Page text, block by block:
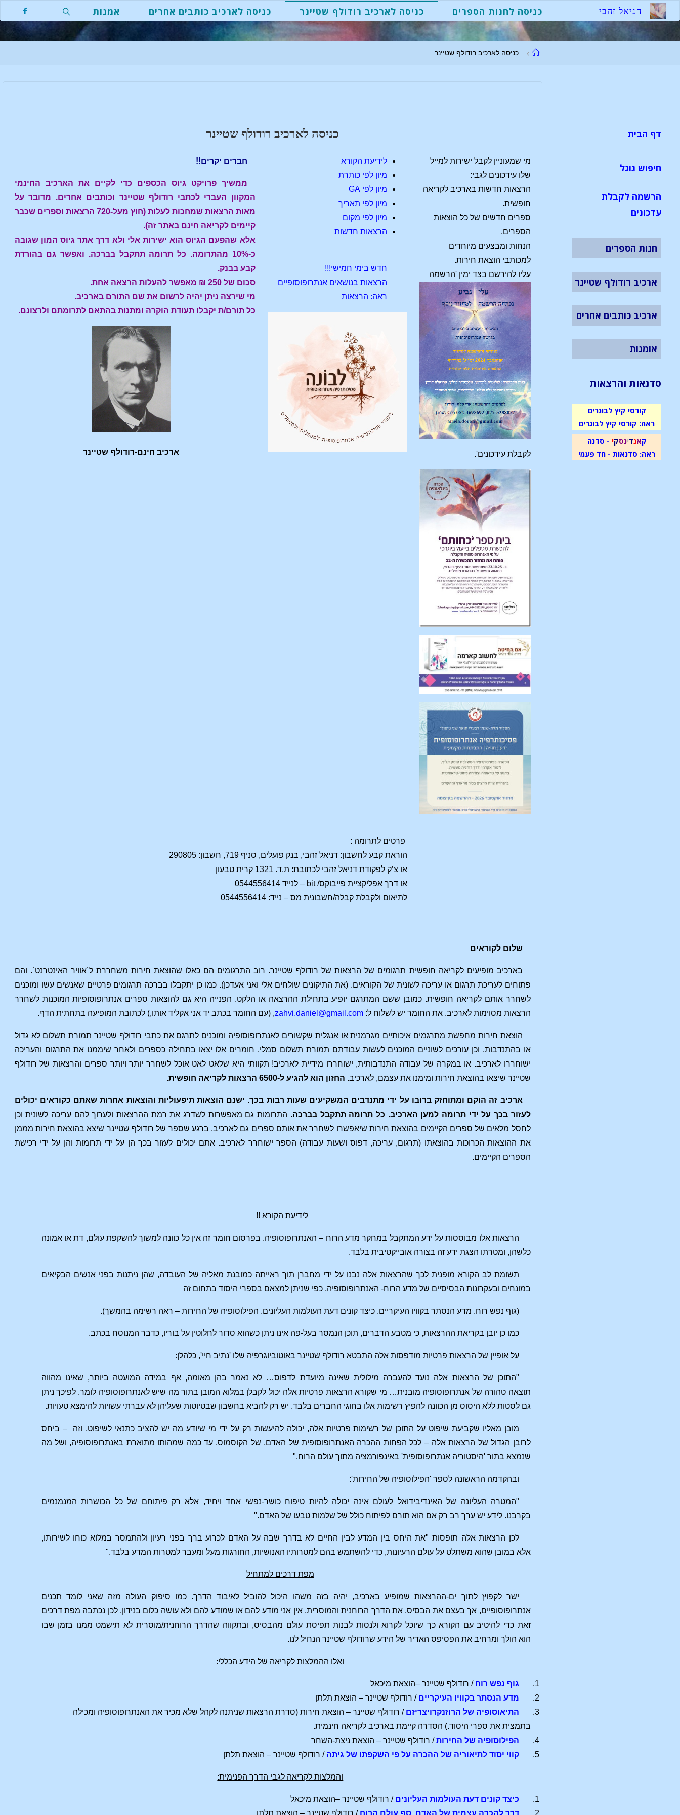
לתוכן
דניאל זהבי כניסה לחנות הספרים כניסה לארכיב רודולף שטיינר כניסה לארכיב כותבים אחרים
אמנות
חפשו
עמודכניסה לארכיב רודולף שטיינר
כניסה לארכיב רודולף שטיינר
מי שמעוניין לקבל ישירות למייל
שלו עידכונים לגבי:
הרצאות חדשות בארכיב לקריאה
חופשית.
ספרים חדשים של כל הוצאות
הספרים.
הנחות ומבצעים מיוחדים
למכותבי הוצאת חירות.
עליו להירשם בצד ימין 'הרשמה
לקבלת עידכונים'.
לידיעת הקורא
מיון לפי כותרת
מיון לפי GA
מיון לפי תאריך
מיון לפי מקום
הרצאות חדשות
חדש בימי חמישי!!!
הרצאות בנושאים אנתרופוסופיים
ראה: הרצאות
חברים יקרים!!
ממשיך פרויקט גיוס הכספים כדי לקיים את הארכיב החינמי
המקוון העברי לכתבי רודולף שטיינר וכותבים אחרים. מדובר על
מאות הרצאות שמחכות לעלות (חוץ מעל-720 הרצאות וספרים שכבר
קיימים לקריאה חינם באתר זה).
אלא שהפעם הגיוס הוא ישירות אלי ולא דרך אתר גיוס המון שגובה
כ-10% מהתרומה. כל תרומה תתקבל בברכה. ואפשר גם בהורדת
קבע בבנק.
סכום של 250 ₪ מאפשר להעלות הרצאה אחת.
מי שירצה ניתן יהיה לרשום את שם התורם בארכיב.
כל תורם/ת יקבלו תעודת הוקרה ומתנות בהתאם לתרומתם ולרצונם.
ארכיב חינם-רודולף שטיינר
פרטים לתרומה :
הוראת קבע לחשבון: דניאל זהבי, בנק פועלים, סניף 719, חשבון: 290805
או צ’ק לפקודת דניאל זהבי לכתובת: ת.ד. 1321 קרית טבעון
או דרך אפליקציית פייבוקס/ bit – לנייד 0544556414
לתיאום ולקבלת קבלה/חשבונית מס – נייד: 0544556414
שלום לקוראים
בארכיב מופיעים לקריאה חופשית תרגומים של הרצאות של רודולף שטיינר. רוב התרגומים הם כאלו שהוצאת חירות משחררת ל´אוויר האינטרנט´. והם
פתוחים לעריכת תרגום או עריכה לשונית של הקוראים. (את התיקונים שולחים אלי ואני אעדכן). כמו כן יתקבלו בברכה תרגומים פרטיים שאנשים עשו ומוכנים
לשחרר אותם לקריאה חופשית. כמובן ששם המתרגם יופיע בתחילת ההרצאה או הלקט. הפנייה היא גם להוצאות ספרים אנתרופוסופיות המוכנות לשחרר
הרצאות מסוימות לארכיב. את החומר יש לשלוח ל:zahvi.daniel@gmail.com, (עם החומר בכתב יד אני אקליד אותו,) לכתובת המופיעה בתחתית הדף.
הוצאת חירות מחפשת מתרגמים איכותיים מגרמנית או אנגלית שקשורים לאנתרופוסופיה ומוכנים לתרגם את כתבי רודולף שטיינר תמורת תשלום לא גדול
או בהתנדבות, וכן עורכים לשוניים המוכנים לעשות עבודתם תמורת תשלום סמלי. חומרים אלו יצאו בתחילה כספרים ולאחר שיממנו את התרגום והעריכה
ישוחררו לארכיב. או במקרה של עבודה התנדבותית, ישוחררו מידיית לארכיב! תקוותי היא שלאט לאט אוכל לשחרר יותר ויותר ספרים והרצאות של רודולף
שטיינר שיצאו בהוצאת חירות ומימנו את עצמם, לארכיב. החזון הוא להגיע ל-6500 הרצאות לקריאה חופשית.
ארכיב זה הוקם ומתוחזק ברובו על ידי מתנדבים המשקיעים שעות רבות בכך. ישנם הוצאות תיפעוליות והוצאות אחרות שאתם כקוראים יכולים
לעזור בכך על ידי תרומה למען הארכיב. כל תרומה תתקבל בברכה. התרומות גם מאפשרות לשדרג את רמת ההרצאות ולערוך להם עריכה לשונית וכן
לחסל מלאים של ספרים הקיימים בהוצאת חירות שיאפשרו לשחרר את אותם ספרים גם לארכיב. ברגע שספר של רודולף שטיינר שיצא בהוצאת חירות מממן
את ההוצאות הכרוכות בהוצאתו (תרגום, עריכה, דפוס ושעות עבודה) הספר ישוחרר לארכיב. אתם יכולים לעזור בכך הן על ידי תרומות והן על ידי רכישת
הספרים הקיימים.
לידיעת הקורא !!
הרצאות אלו מבוססות על ידע המתקבל במחקר מדע הרוח – האנתרופוסופיה. בפרסום חומר זה אין כל כוונה למשוך להשקפת עולם, דת או אמונה
כלשהן, ומטרתו הצגת ידע זה בצורה אובייקטיבית בלבד.
תשומת לב הקורא מופנית לכך שהרצאות אלה נבנו על ידי מחברן תוך ראייתה כמובנת מאליה של העובדה, שהן ניתנות בפני אנשים הבקיאים
במונחים ובעקרונות הבסיסיים של מדע הרוח- האנתרופוסופיה, כפי שניתן למצאם בספרי היסוד בתחום זה
(גוף נפש רוח. מדע הנסתר בקוויו העיקריים. כיצד קונים דעת העולמות העליונים. הפילוסופיה של החירות– ראה רשימה בהמשך).
כמו כן יובן בקריאת ההרצאות, כי מטבע הדברים, תוכן הנמסר בעל-פה אינו ניתן כשהוא סדור לחלוטין על בוריו, כדבר המנוסח בכתב.
על אופיין של הרצאות פרטיות מודפסות אלה התבטא רודולף שטיינר באוטוביוגרפיה שלו 'נתיב חיי', כלהלן:
"התוכן של הרצאות אלה נועד להעברה מילולית שאינה מיועדת לדפוס… לא נאמר בהן מאומה, אף במידה המועטה ביותר, שאינו מהווה
תוצאה טהורה של אנתרופוסופיה מובנית… מי שקורא הרצאות פרטיות אלה יכול לקבלן במלוא המובן בתור מה שיש לאנתרופוסופיה לומר. לפיכך ניתן
גם לסטות ללא היסוס מן הכוונה להפיץ רשימות אלו בחוגי החברים בלבד. יש רק להביא בחשבון שבטיוטות שעליהן לא עברתי עשויות להימצא טעויות.
מובן מאליו שקביעת שיפוט על התוכן של רשימות פרטיות אלה, יכולה להיעשות רק על ידי מי שיודע מה יש להציב כתנאי לשיפוט, וזה – ביחס
לרובן הגדול של הרצאות אלה – לכל הפחות ההכרה האנתרופוסופית של האדם, של הקוסמוס, עד כמה שמהותו מתוארת באנתרופוסופיה, ושל מה
שנמצא בתור 'היסטוריה אנתרופוסופית' באינפורמציה מתוך עולם הרוח."
ובהקדמה הראשונה לספר 'הפילוסופיה של החירות':
"המטרה העליונה של האינדיבידואל לעולם אינה יכולה להיות טיפוח כושר-נפשי אחד ויחיד, אלא רק פיתוחם של כל הכושרות המנמנמים
בקרבנו. לידע יש ערך רב רק אם הוא תורםלפיתוח כולל של שלמות טבעו של האדם."
לכן הרצאות אלה תופסות "את היחס בין המדע לבין החיים לא בדרך שבה על האדם לכרוע ברך בפני רעיון ולהתמסר במלוא כוחו לשירותו,
אלא במובן שהוא משתלט על עולם הרעיונות, כדי להשתמש בהם למטרותיו האנושיות, החורגות מעל ומעבר למטרות המדע בלבד."
מפת דרכים למתחיל
ישר לקפוץ לתוך ים-ההרצאות שמופיע בארכיב, יהיה בזה משהו היכול להוביל לאיבוד הדרך. כמו סיפוק העולה מזה שאני לומד תכנים
אנתרופוסופיים, אך בעצם את הבסיס, את הדרך הרוחנית והמוסרית, אין אני מודע להם או שמודע להם ולא עושה כלום בנידון. לכן נכתבה מפת דרכים
זאת כדי להיטיב עם הקורא כך שיוכל לקרוא ולנסות לבנות תפיסת עולם מהבסיס, ובתקווה שהדרך הרוחנית/מוסרית לא תישמט ממנו בזמן שבו
הוא הולך ומרחיב את הפסיפס האדיר של הידע שרודולף שטיינר הנחיל לנו.
ואלו ההמלצות לקריאה של הידע הכללי:
גוף נפש רוח/ רודולף שטיינר –הוצאת מיכאל
מדע הנסתר בקוויו העיקריים / רודולף שטיינר – הוצאת תלתן
התיאוסופיה של הרוזנקרויצריזם / רודולף שטיינר – הוצאת חירות (סדרת הרצאות שניתנה לקהל שלא מכיר את האנתרופוסופיה ומכילה
בתמצית את ספרי היסוד.) הסדרה קיימת בארכיב לקריאה חינמית.
הפילוסופיה של החירות/ רודולף שטיינר – הוצאת ניצת-השחר
קווי יסוד לתיאוריה של ההכרה על פי השקפתו של גיתה / רודולף שטיינר – הוצאת תלתן
והמלצות לקריאה לגבי הדרך הפנימית:
כיצד קונים דעת העולמות העליונים / רודולף שטיינר –הוצאת מיכאל
דרך להכרה עצמית של האדם. סף עולם הרוח / רודולף שטיינר – הוצאת תלתן
דף הבית
חיפוש גוגל
הרשמה לקבלת
עדכונים
חנות הספרים
ארכיב רודולף שטיינר
ארכיב כותבים אחרים
אומנות
סדנאות והרצאות
קורסי קיץ לבוגרים
ראה: קורסי קיץ לבוגרים
קאנדינסקי - סדנה
ראה: סדנאות - חד פעמי